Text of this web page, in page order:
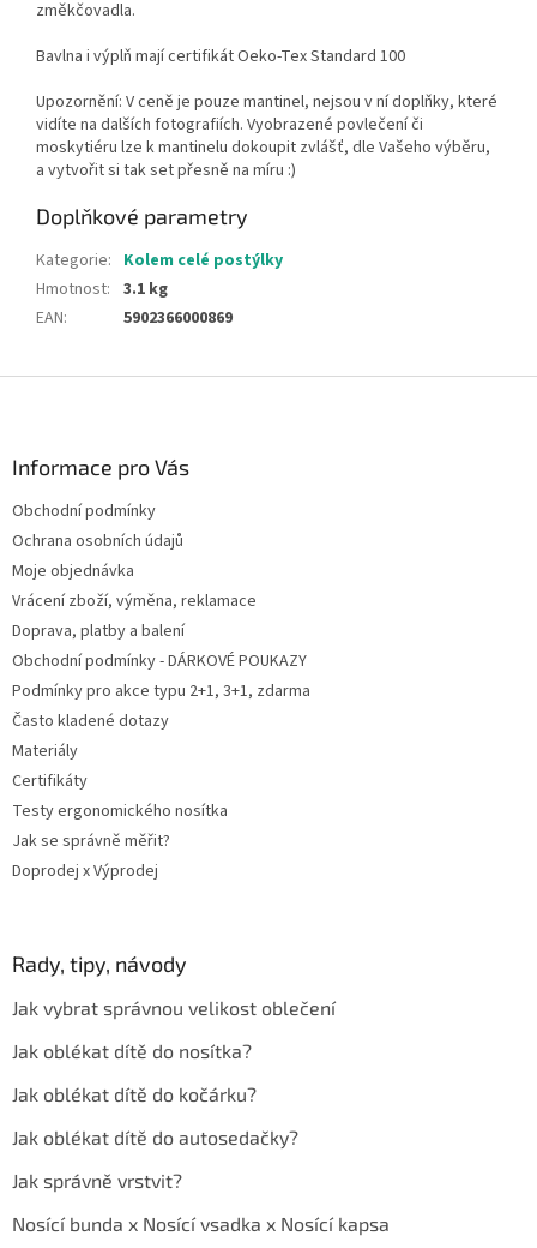
změkčovadla.
Bavlna i výplň mají certifikát Oeko-Tex Standard 100
Upozornění: V ceně je pouze mantinel, nejsou v ní doplňky, které
vidíte na dalších fotografiích. Vyobrazené povlečení či
moskytiéru lze k mantinelu dokoupit zvlášť, dle Vašeho výběru,
a vytvořit si tak set přesně na míru :)
Doplňkové parametry
Kategorie: Kolem celé postýlky
Hmotnost: 3.1 kg
EAN: 5902366000869
Informace pro Vás
Obchodní podmínky
Ochrana osobních údajů
Moje objednávka
Vrácení zboží, výměna, reklamace
Doprava, platby a balení
Obchodní podmínky - DÁRKOVÉ POUKAZY
Podmínky pro akce typu 2+1, 3+1, zdarma
Často kladené dotazy
Materiály
Certifikáty
Testy ergonomického nosítka
Jak se správně měřit?
Doprodej x Výprodej
Rady, tipy, návody
Jak vybrat správnou velikost oblečení
Jak oblékat dítě do nosítka?
Jak oblékat dítě do kočárku?
Jak oblékat dítě do autosedačky?
Jak správně vrstvit?
Nosící bunda x Nosící vsadka x Nosící kapsa